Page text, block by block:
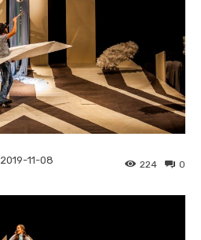
2019-11-08 0
224